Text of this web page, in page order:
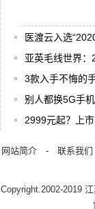
医渡云入选
亚英毛线世界
3款入手不悔的
别人都换5G手
2999元起？上
网站简介- 联系我们
Copyright.2002-2019